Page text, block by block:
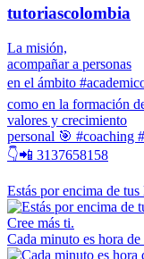
tutoriascolombia
La misión,
acompañar a personas
en el ámbito
como en la formación
valores y crecimiento
personal 🎯 #coaching
👇📲 3137658158
Estás por encima de
Cada minuto es hora